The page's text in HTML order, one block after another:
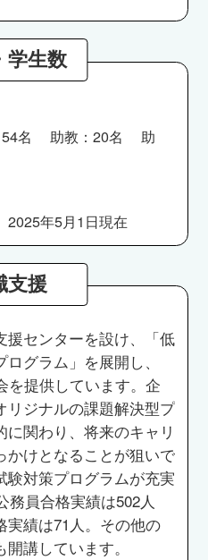
学生数
54名 助教：20名 助
2025年5月1日現在
支援
援センターを設け、「低
グラム」を展開し、
を提供しています。企
リジナルの課題解決型プ
関わり、将来のキャリ
かけとなることが狙いで
対策プログラムが充実
務員合格実績は502人
実績は71人。その他の
講しています。